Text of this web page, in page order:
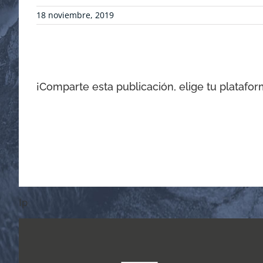
18 noviembre, 2019
¡Comparte esta publicación, elige tu
Ip